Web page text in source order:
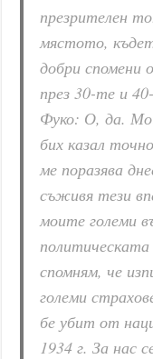
презрителен
мястото,
добри
през 30-те и
Фуко: О, да.
бих казал
ме поразява
съживя тези
моите големи
спомням, че
големи
бе убит от
1934 г. За нас